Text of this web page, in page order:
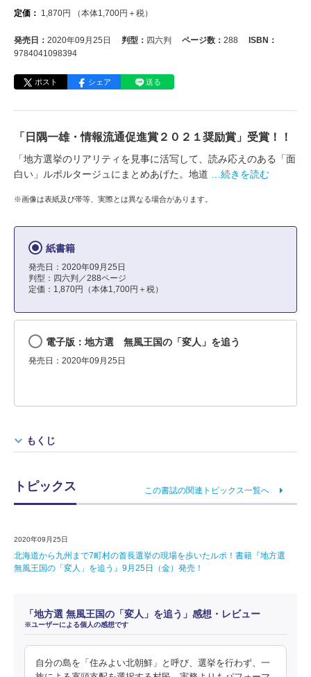
定価： 1,870円 （本体1,700円＋税）
発売日： 2020年09月25日 判型： 四六判 ページ数： 288
ISBN：
9784041098394
ポスト シェア 送る
「日隅一雄・情報流通促進賞２０２１奨励賞」受賞！！
「地方選挙のリアリティを見事に活写して、読み応えのある「面
白い」ルポルタージュにまとめあげた。地道
…続きを読む
※画像は表紙及び帯等、実際とは異なる場合があります。
紙書籍
発売日：2020年09月25日
判型：四六判／288ページ
定価：1,870円（本体1,700円＋税）
電子版：地方選 無風王国の「変人」を追う
発売日：2020年09月25日
もくじ
トピックス この書誌の関連トピックス一覧へ
2020年09月25日
北海道から九州まで7町村の首長選挙の現場を歩いたルポ！書籍『地方選
無風王国の「変人」を追う』9月25日（金）発売！
「地方選 無風王国の「変人」を追う」感想・レビュー
※ユーザーによる個人の感想です
自分の島を「住みよい北朝鮮」と呼び、選挙を行わず、一